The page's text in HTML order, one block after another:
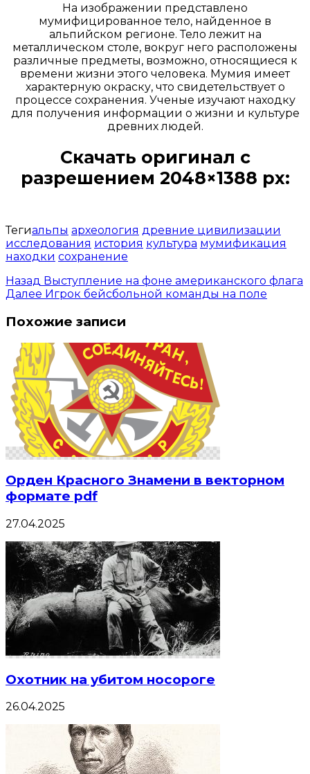
На изображении представлено
мумифицированное тело, найденное в
альпийском регионе. Тело лежит на
металлическом столе, вокруг него расположены
различные предметы, возможно, относящиеся к
времени жизни этого человека. Мумия имеет
характерную окраску, что свидетельствует о
процессе сохранения. Ученые изучают находку
для получения информации о жизни и культуре
древних людей.
Скачать оригинал с
разрешением 2048×1388 px:
Тегиальпы археология древние цивилизации
исследования история культура мумификация
находки сохранение
Назад Выступление на фоне американского флага
Далее Игрок бейсбольной команды на поле
Похожие записи
Орден Красного Знамени в векторном
формате pdf
27.04.2025
Охотник на убитом носороге
26.04.2025